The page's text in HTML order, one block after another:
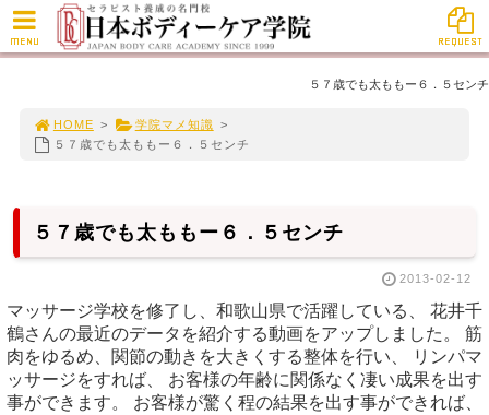
５７歳でも太ももー６．５センチ
HOME > 学院マメ知識
>
５７歳でも太ももー６．５センチ
５７歳でも太ももー６．５センチ
2013-02-12
マッサージ学校を修了し、和歌山県で活躍している、 花井千
鶴さんの最近のデータを紹介する動画をアップしました。 筋
肉をゆるめ、関節の動きを大きくする整体を行い、 リンパマ
ッサージをすれば、 お客様の年齢に関係なく凄い成果を出す
事ができます。 お客様が驚く程の結果を出す事ができれば、
MENU REQUEST